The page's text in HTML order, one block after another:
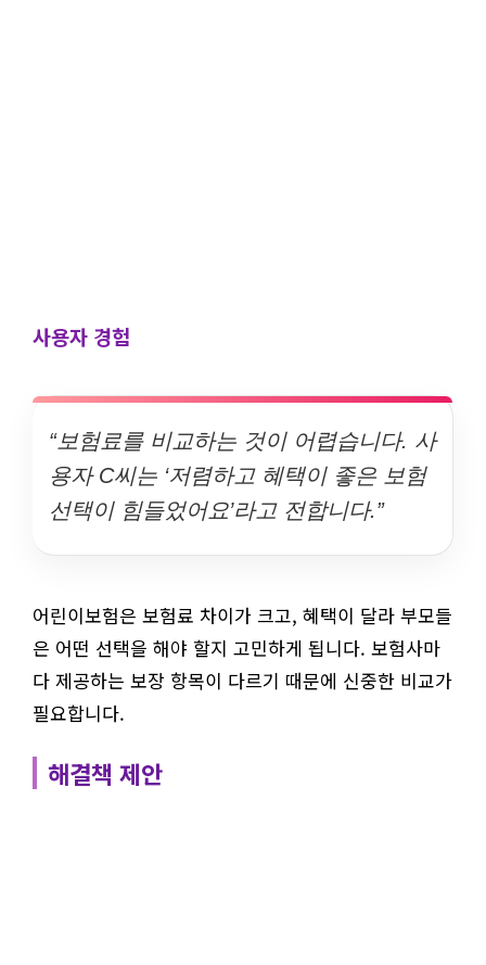
사용자 경험
“보험료를 비교하는 것이 어렵습니다. 사
용자 C씨는 ‘저렴하고 혜택이 좋은 보험
선택이 힘들었어요’라고 전합니다.”
어린이보험은 보험료 차이가 크고, 혜택이 달라 부모들
은 어떤 선택을 해야 할지 고민하게 됩니다. 보험사마
다 제공하는 보장 항목이 다르기 때문에 신중한 비교가
필요합니다.
해결책 제안